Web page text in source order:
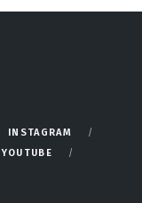
INSTAGRAM
YOUTUBE